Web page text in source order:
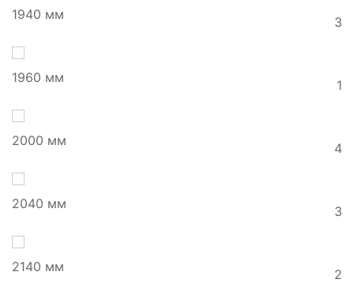
1940 мм 3
1960 мм 1
2000 мм 4
2040 мм 3
2140 мм 2